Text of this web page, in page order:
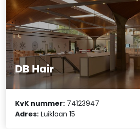
DB Hair
KvK nummer: 74123947
Adres: Luiklaan 15